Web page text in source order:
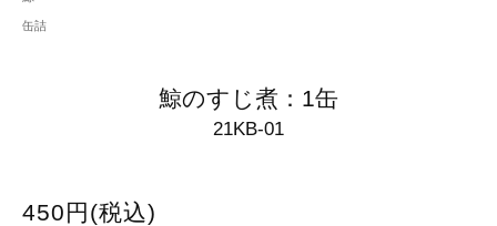
缶詰
鯨のすじ煮：1缶
21KB-01
450円(税込)